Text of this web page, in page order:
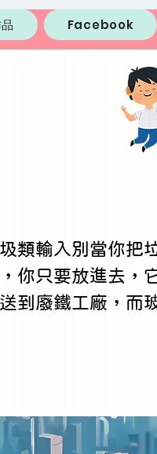
Facebook
類輸入別當你把
你只要放進去，
到廢鐵工廠，而